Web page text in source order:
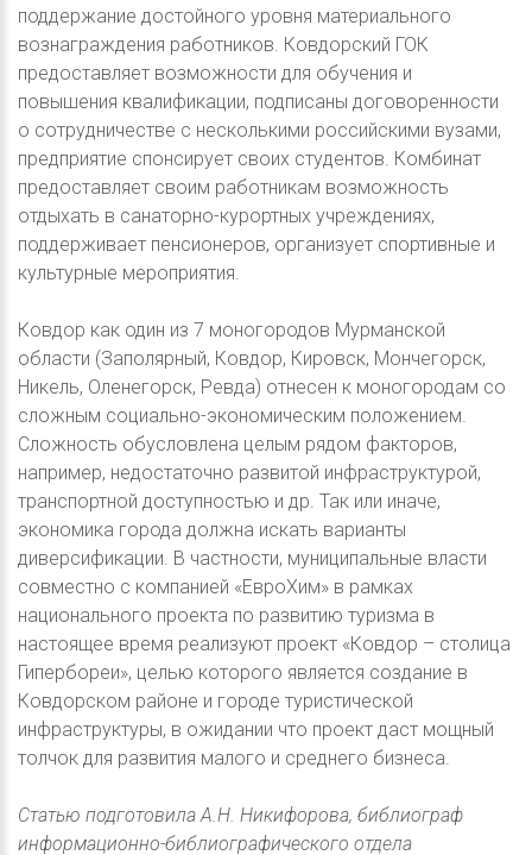
поддержание достойного уровня материального
вознаграждения работников. Ковдорский ГОК
предоставляет возможности для обучения и
повышения квалификации, подписаны договоренности
о сотрудничестве с несколькими российскими вузами,
предприятие спонсирует своих студентов. Комбинат
предоставляет своим работникам возможность
отдыхать в санаторно-курортных учреждениях,
поддерживает пенсионеров, организует спортивные и
культурные мероприятия.
Ковдор как один из 7 моногородов Мурманской
области (Заполярный, Ковдор, Кировск, Мончегорск,
Никель, Оленегорск, Ревда) отнесен к моногородам со
сложным социально-экономическим положением.
Сложность обусловлена целым рядом факторов,
например, недостаточно развитой инфраструктурой,
транспортной доступностью и др. Так или иначе,
экономика города должна искать варианты
диверсификации. В частности, муниципальные власти
совместно с компанией «ЕвроХим» в рамках
национального проекта по развитию туризма в
настоящее время реализуют проект «Ковдор – столица
Гипербореи», целью которого является создание в
Ковдорском районе и городе туристической
инфраструктуры, в ожидании что проект даст мощный
толчок для развития малого и среднего бизнеса.
Статью подготовила А.Н. Никифорова, библиограф
информационно-библиографического отдела